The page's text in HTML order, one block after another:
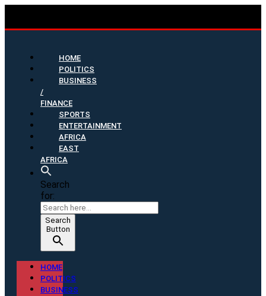
HOME
POLITICS
BUSINESS
/
FINANCE
SPORTS
ENTERTAINMENT
AFRICA
EAST
AFRICA
Search
for:
Search
Button
HOME
POLITICS
BUSINESS